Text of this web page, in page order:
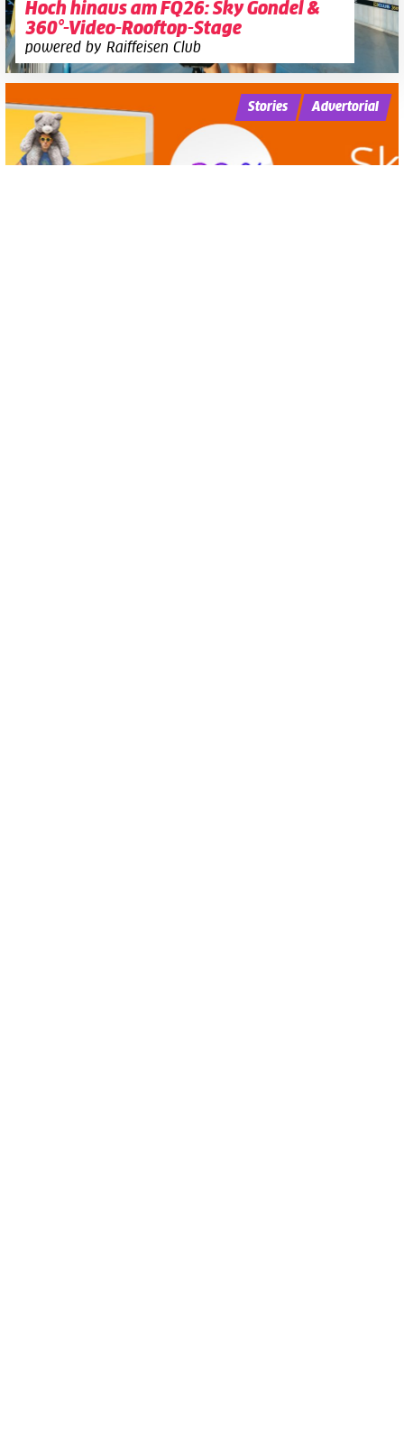
Hoch hinaus am FQ26: Sky Gondel &
360°-Video-Rooftop-Stage
powered by Raiffeisen Club
Stories Advertorial